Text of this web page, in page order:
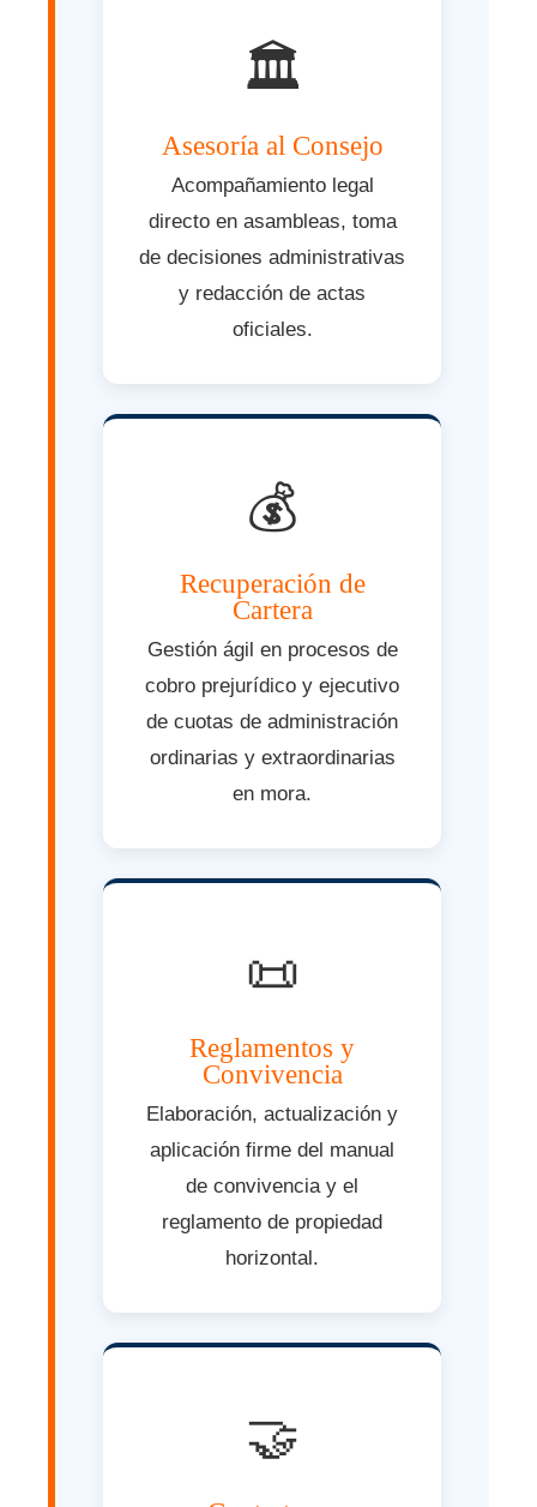
🏛️
Asesoría al Consejo
Acompañamiento legal
directo en asambleas, toma
de decisiones administrativas
y redacción de actas
oficiales.
💰
Recuperación de
Cartera
Gestión ágil en procesos de
cobro prejurídico y ejecutivo
de cuotas de administración
ordinarias y extraordinarias
en mora.
📜
Reglamentos y
Convivencia
Elaboración, actualización y
aplicación firme del manual
de convivencia y el
reglamento de propiedad
horizontal.
🤝